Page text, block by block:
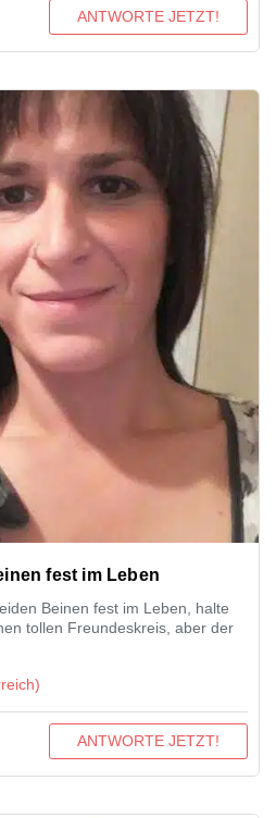
ANTWORTE JETZT!
fest im Leben
Beinen fest im Leben, halte
tollen Freundeskreis, aber der
ANTWORTE JETZT!